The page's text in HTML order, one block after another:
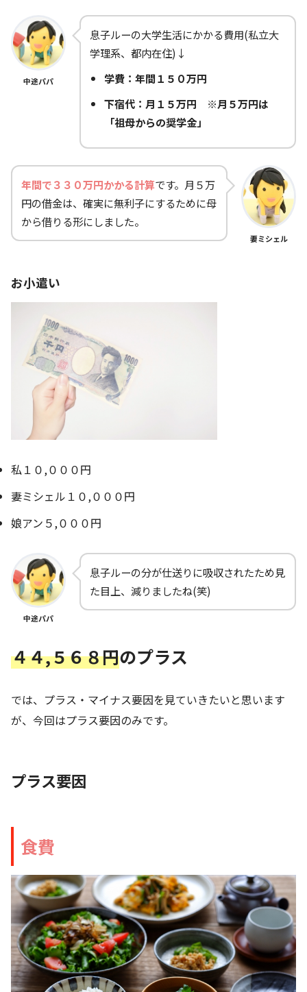
中途パパ
息子ルーの大学生活にかかる費用(私立大
学理系、都内在住)↓
学費：年間１５０万円
下宿代：月１５万円 ※月５万円は
「祖母からの奨学金」
年間で３３０万円かかる計算です。月５万
円の借金は、確実に無利子にするために母
から借りる形にしました。
妻ミシェル
お小遣い
私１０,０００円
妻ミシェル１０,０００円
娘アン５,０００円
中途パパ
息子ルーの分が仕送りに吸収されたため見
た目上、減りましたね(笑)
４４,５６８円のプラス
では、プラス・マイナス要因を見ていきたいと思います
が、今回はプラス要因のみです。
プラス要因
食費